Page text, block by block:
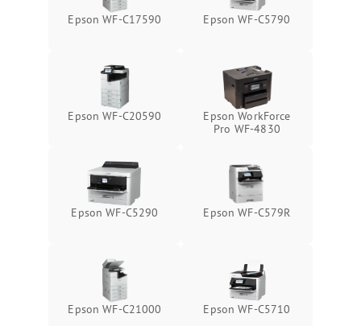
Epson WF-C17590 Epson WF-C5790
Epson WF-C20590
Epson WorkForce
Pro WF-4830
Epson WF-C5290 Epson WF-C579R
Epson WF-C21000 Epson WF-C5710